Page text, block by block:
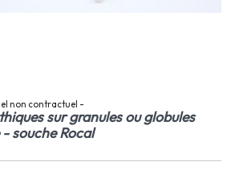
non contractuel -
sur granules ou globules
souche Rocal